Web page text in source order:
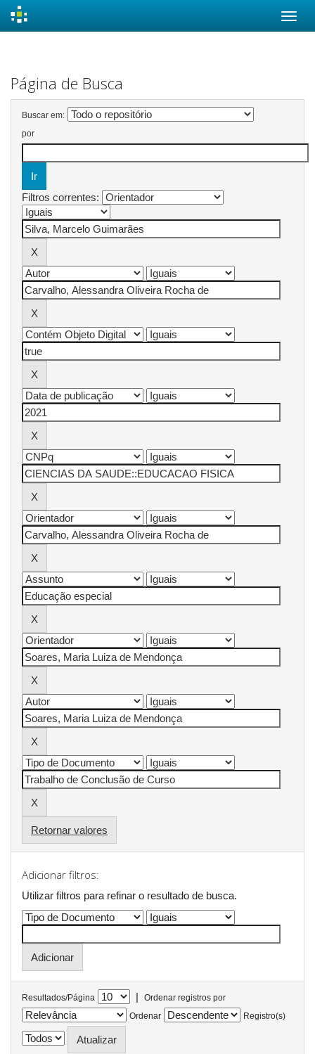
Página de Busca
Buscar em:
por
Filtros correntes:
Retornar valores
Adicionar filtros:
Utilizar filtros para refinar o resultado de busca.
Resultados/Página |
Ordenar registros por
Ordenar
Registro(s)